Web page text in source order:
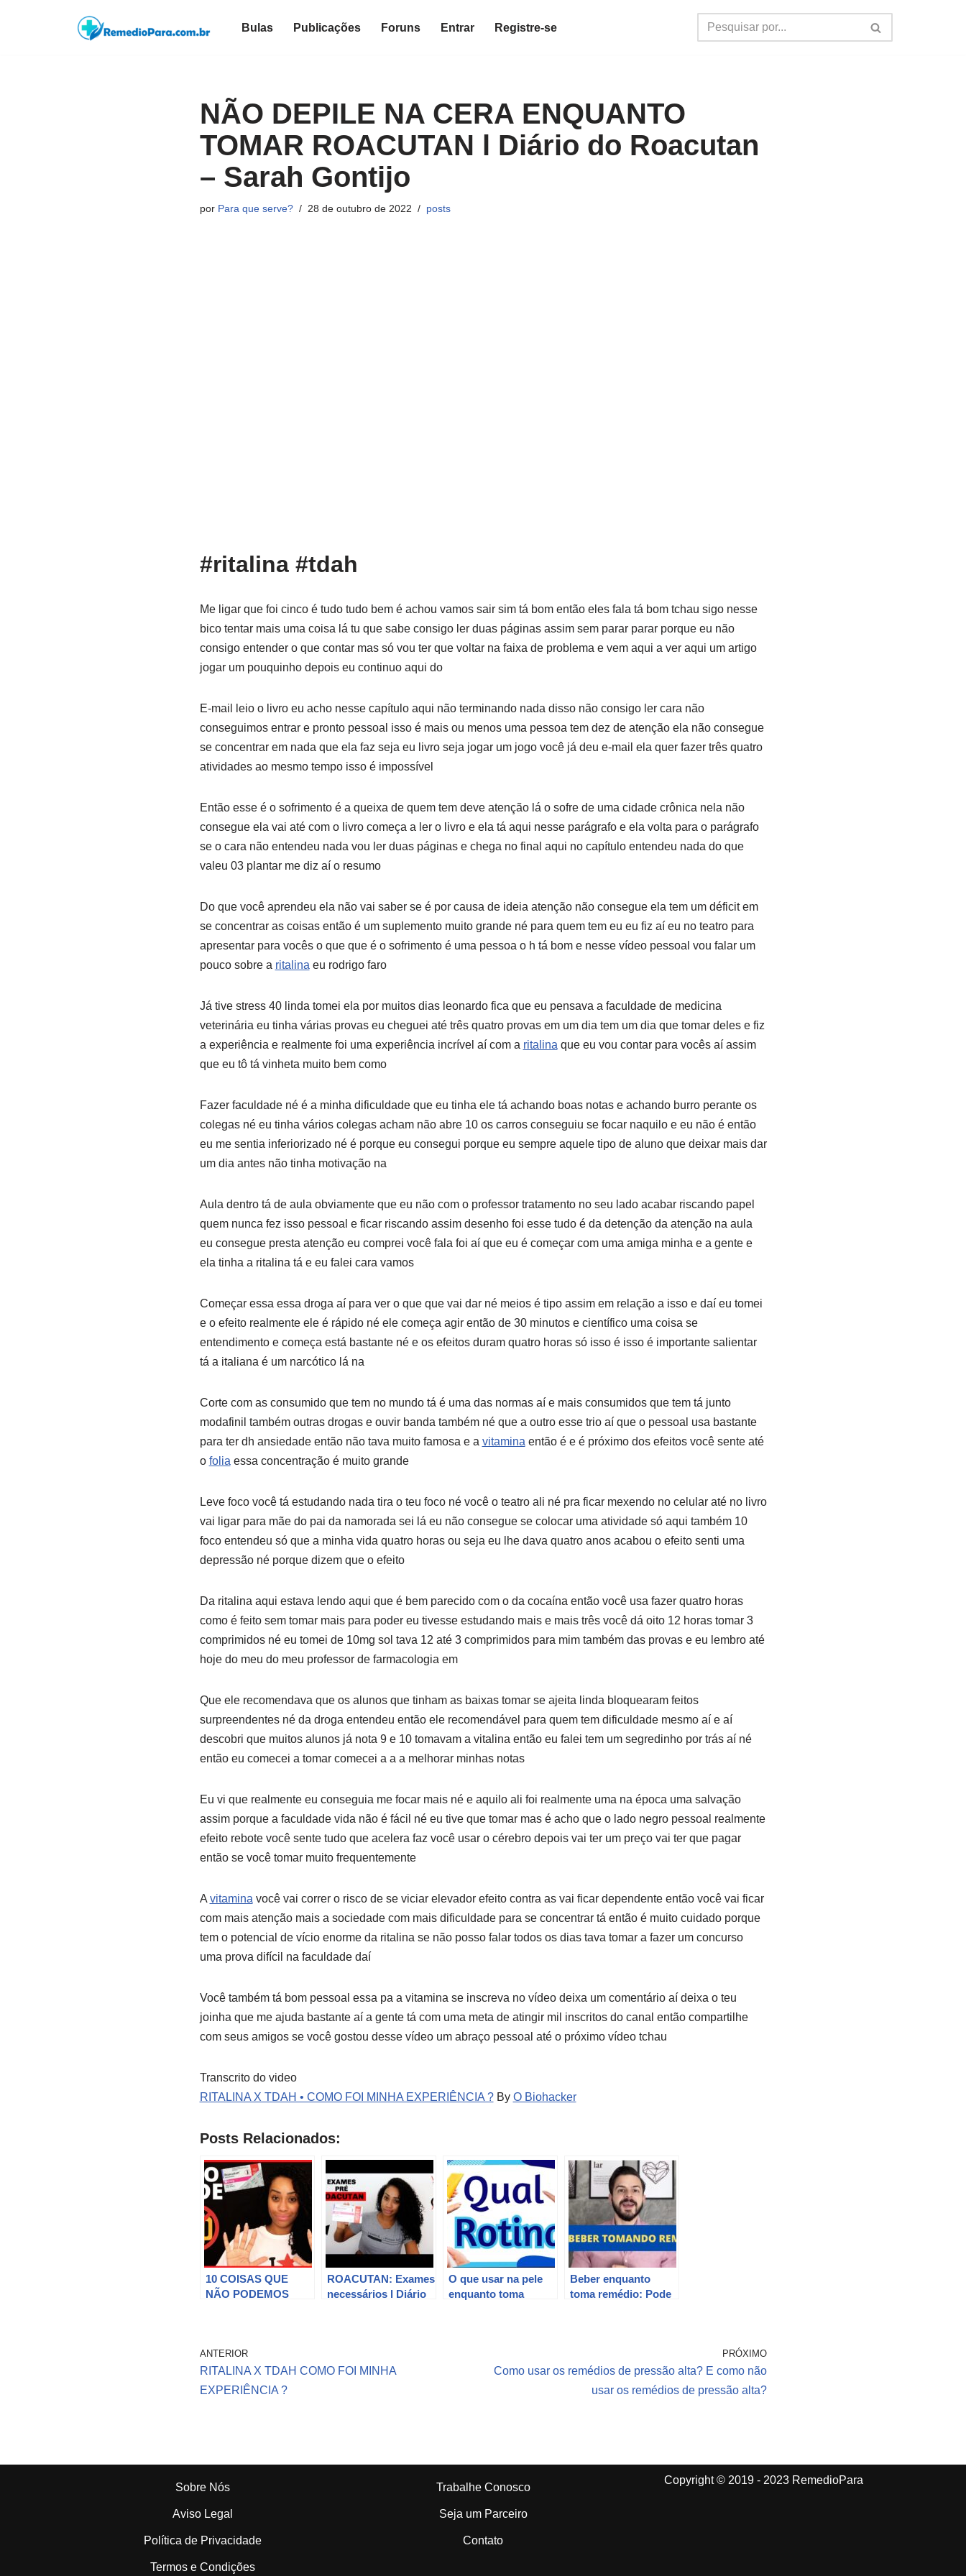
Bulas Publicações Foruns Entrar Registre-se
NÃO DEPILE NA CERA ENQUANTO
TOMAR ROACUTAN l Diário do Roacutan
– Sarah Gontijo
por Para que serve? 28 de outubro de 2022 posts
#ritalina #tdah
Me ligar que foi cinco é tudo tudo bem é achou vamos sair sim tá bom então eles fala tá bom tchau sigo nesse
bico tentar mais uma coisa lá tu que sabe consigo ler duas páginas assim sem parar parar porque eu não
consigo entender o que contar mas só vou ter que voltar na faixa de problema e vem aqui a ver aqui um artigo
jogar um pouquinho depois eu continuo aqui do
E-mail leio o livro eu acho nesse capítulo aqui não terminando nada disso não consigo ler cara não
conseguimos entrar e pronto pessoal isso é mais ou menos uma pessoa tem dez de atenção ela não consegue
se concentrar em nada que ela faz seja eu livro seja jogar um jogo você já deu e-mail ela quer fazer três quatro
atividades ao mesmo tempo isso é impossível
Então esse é o sofrimento é a queixa de quem tem deve atenção lá o sofre de uma cidade crônica nela não
consegue ela vai até com o livro começa a ler o livro e ela tá aqui nesse parágrafo e ela volta para o parágrafo
se o cara não entendeu nada vou ler duas páginas e chega no final aqui no capítulo entendeu nada do que
valeu 03 plantar me diz aí o resumo
Do que você aprendeu ela não vai saber se é por causa de ideia atenção não consegue ela tem um déficit em
se concentrar as coisas então é um suplemento muito grande né para quem tem eu eu fiz aí eu no teatro para
apresentar para vocês o que que é o sofrimento é uma pessoa o h tá bom e nesse vídeo pessoal vou falar um
pouco sobre a ritalina eu rodrigo faro
Já tive stress 40 linda tomei ela por muitos dias leonardo fica que eu pensava a faculdade de medicina
veterinária eu tinha várias provas eu cheguei até três quatro provas em um dia tem um dia que tomar deles e fiz
a experiência e realmente foi uma experiência incrível aí com a ritalina que eu vou contar para vocês aí assim
que eu tô tá vinheta muito bem como
Fazer faculdade né é a minha dificuldade que eu tinha ele tá achando boas notas e achando burro perante os
colegas né eu tinha vários colegas acham não abre 10 os carros conseguiu se focar naquilo e eu não é então
eu me sentia inferiorizado né é porque eu consegui porque eu sempre aquele tipo de aluno que deixar mais dar
um dia antes não tinha motivação na
Aula dentro tá de aula obviamente que eu não com o professor tratamento no seu lado acabar riscando papel
quem nunca fez isso pessoal e ficar riscando assim desenho foi esse tudo é da detenção da atenção na aula
eu consegue presta atenção eu comprei você fala foi aí que eu é começar com uma amiga minha e a gente e
ela tinha a ritalina tá e eu falei cara vamos
Começar essa essa droga aí para ver o que que vai dar né meios é tipo assim em relação a isso e daí eu tomei
e o efeito realmente ele é rápido né ele começa agir então de 30 minutos e científico uma coisa se
entendimento e começa está bastante né e os efeitos duram quatro horas só isso é isso é importante salientar
tá a italiana é um narcótico lá na
Corte com as consumido que tem no mundo tá é uma das normas aí e mais consumidos que tem tá junto
modafinil também outras drogas e ouvir banda também né que a outro esse trio aí que o pessoal usa bastante
para ter dh ansiedade então não tava muito famosa e a vitamina então é e é próximo dos efeitos você sente até
o folia essa concentração é muito grande
Leve foco você tá estudando nada tira o teu foco né você o teatro ali né pra ficar mexendo no celular até no livro
vai ligar para mãe do pai da namorada sei lá eu não consegue se colocar uma atividade só aqui também 10
foco entendeu só que a minha vida quatro horas ou seja eu lhe dava quatro anos acabou o efeito senti uma
depressão né porque dizem que o efeito
Da ritalina aqui estava lendo aqui que é bem parecido com o da cocaína então você usa fazer quatro horas
como é feito sem tomar mais para poder eu tivesse estudando mais e mais três você dá oito 12 horas tomar 3
comprimidos né eu tomei de 10mg sol tava 12 até 3 comprimidos para mim também das provas e eu lembro até
hoje do meu do meu professor de farmacologia em
Que ele recomendava que os alunos que tinham as baixas tomar se ajeita linda bloquearam feitos
surpreendentes né da droga entendeu então ele recomendável para quem tem dificuldade mesmo aí e aí
descobri que muitos alunos já nota 9 e 10 tomavam a vitalina então eu falei tem um segredinho por trás aí né
então eu comecei a tomar comecei a a a melhorar minhas notas
Eu vi que realmente eu conseguia me focar mais né e aquilo ali foi realmente uma na época uma salvação
assim porque a faculdade vida não é fácil né eu tive que tomar mas é acho que o lado negro pessoal realmente
efeito rebote você sente tudo que acelera faz você usar o cérebro depois vai ter um preço vai ter que pagar
então se você tomar muito frequentemente
A vitamina você vai correr o risco de se viciar elevador efeito contra as vai ficar dependente então você vai ficar
com mais atenção mais a sociedade com mais dificuldade para se concentrar tá então é muito cuidado porque
tem o potencial de vício enorme da ritalina se não posso falar todos os dias tava tomar a fazer um concurso
uma prova difícil na faculdade daí
Você também tá bom pessoal essa pa a vitamina se inscreva no vídeo deixa um comentário aí deixa o teu
joinha que me ajuda bastante aí a gente tá com uma meta de atingir mil inscritos do canal então compartilhe
com seus amigos se você gostou desse vídeo um abraço pessoal até o próximo vídeo tchau
Transcrito do video
RITALINA X TDAH • COMO FOI MINHA EXPERIÊNCIA ?By O Biohacker
Posts Relacionados:
10 COISAS QUE
NÃO PODEMOS
Gontijo
ROACUTAN: Exames
necessários l Diário
O que usar na pele
enquanto toma
Beber enquanto
toma remédio: Pode
ANTERIOR
RITALINA X TDAH COMO FOI MINHA
EXPERIÊNCIA ?
PRÓXIMO
Como usar os remédios de pressão alta? E como não
usar os remédios de pressão alta?
Sobre Nós
Aviso Legal
Política de Privacidade
Termos e Condições
Trabalhe Conosco
Seja um Parceiro
Contato
Copyright © 2019 - 2023 RemedioPara